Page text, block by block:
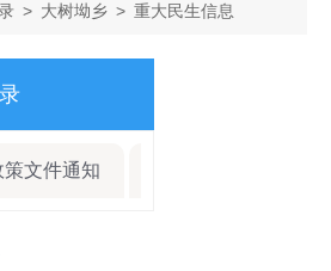
> 大树坳乡 > 重大民生信息
策文件通知